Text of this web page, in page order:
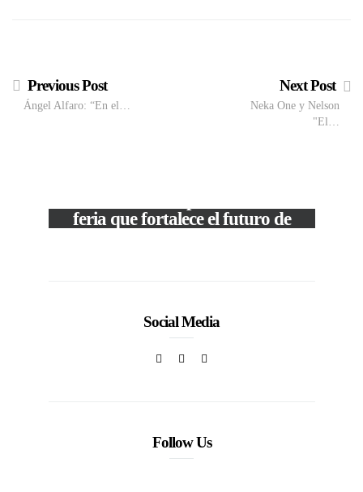
Previous Post
Ángel Alfaro: “En el…
Next Post
Neka One y Nelson
"El…
feria que fortalece el futuro de
Social Media
Follow Us